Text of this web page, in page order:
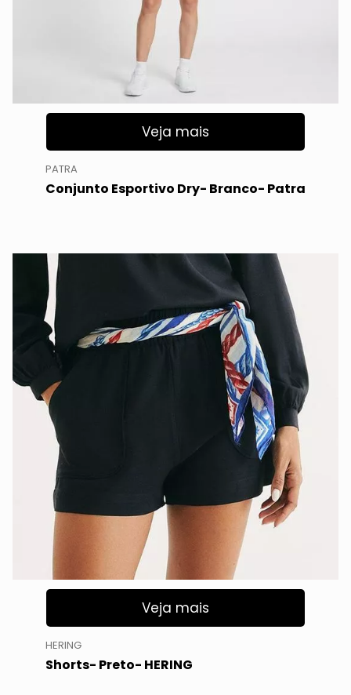
Veja mais
PATRA
Conjunto Esportivo Dry- Branco- Patra
Veja mais
HERING
Shorts- Preto- HERING